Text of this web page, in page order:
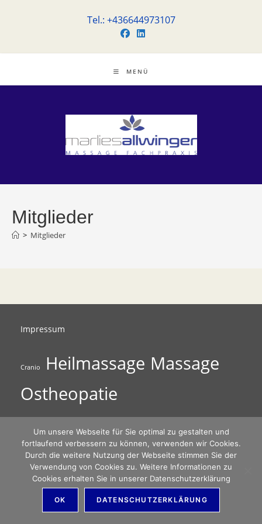
Tel.: +436644973107
MENÜ
Mitglieder
> Mitglieder
Impressum
Cranio Heilmassage Massage
Ostheopatie
Datenschutzverordnung
© Marlies Allwinger
Um unsere Webseite für Sie optimal zu gestalten und
fortlaufend verbessern zu können, verwenden wir Cookies.
Durch die weitere Nutzung der Webseite stimmen Sie der
Verwendung von Cookies zu. Weitere Informationen zu
Cookies erhalten Sie in unserer Datenschutzerklärung
OK DATENSCHUTZERKLÄRUNG